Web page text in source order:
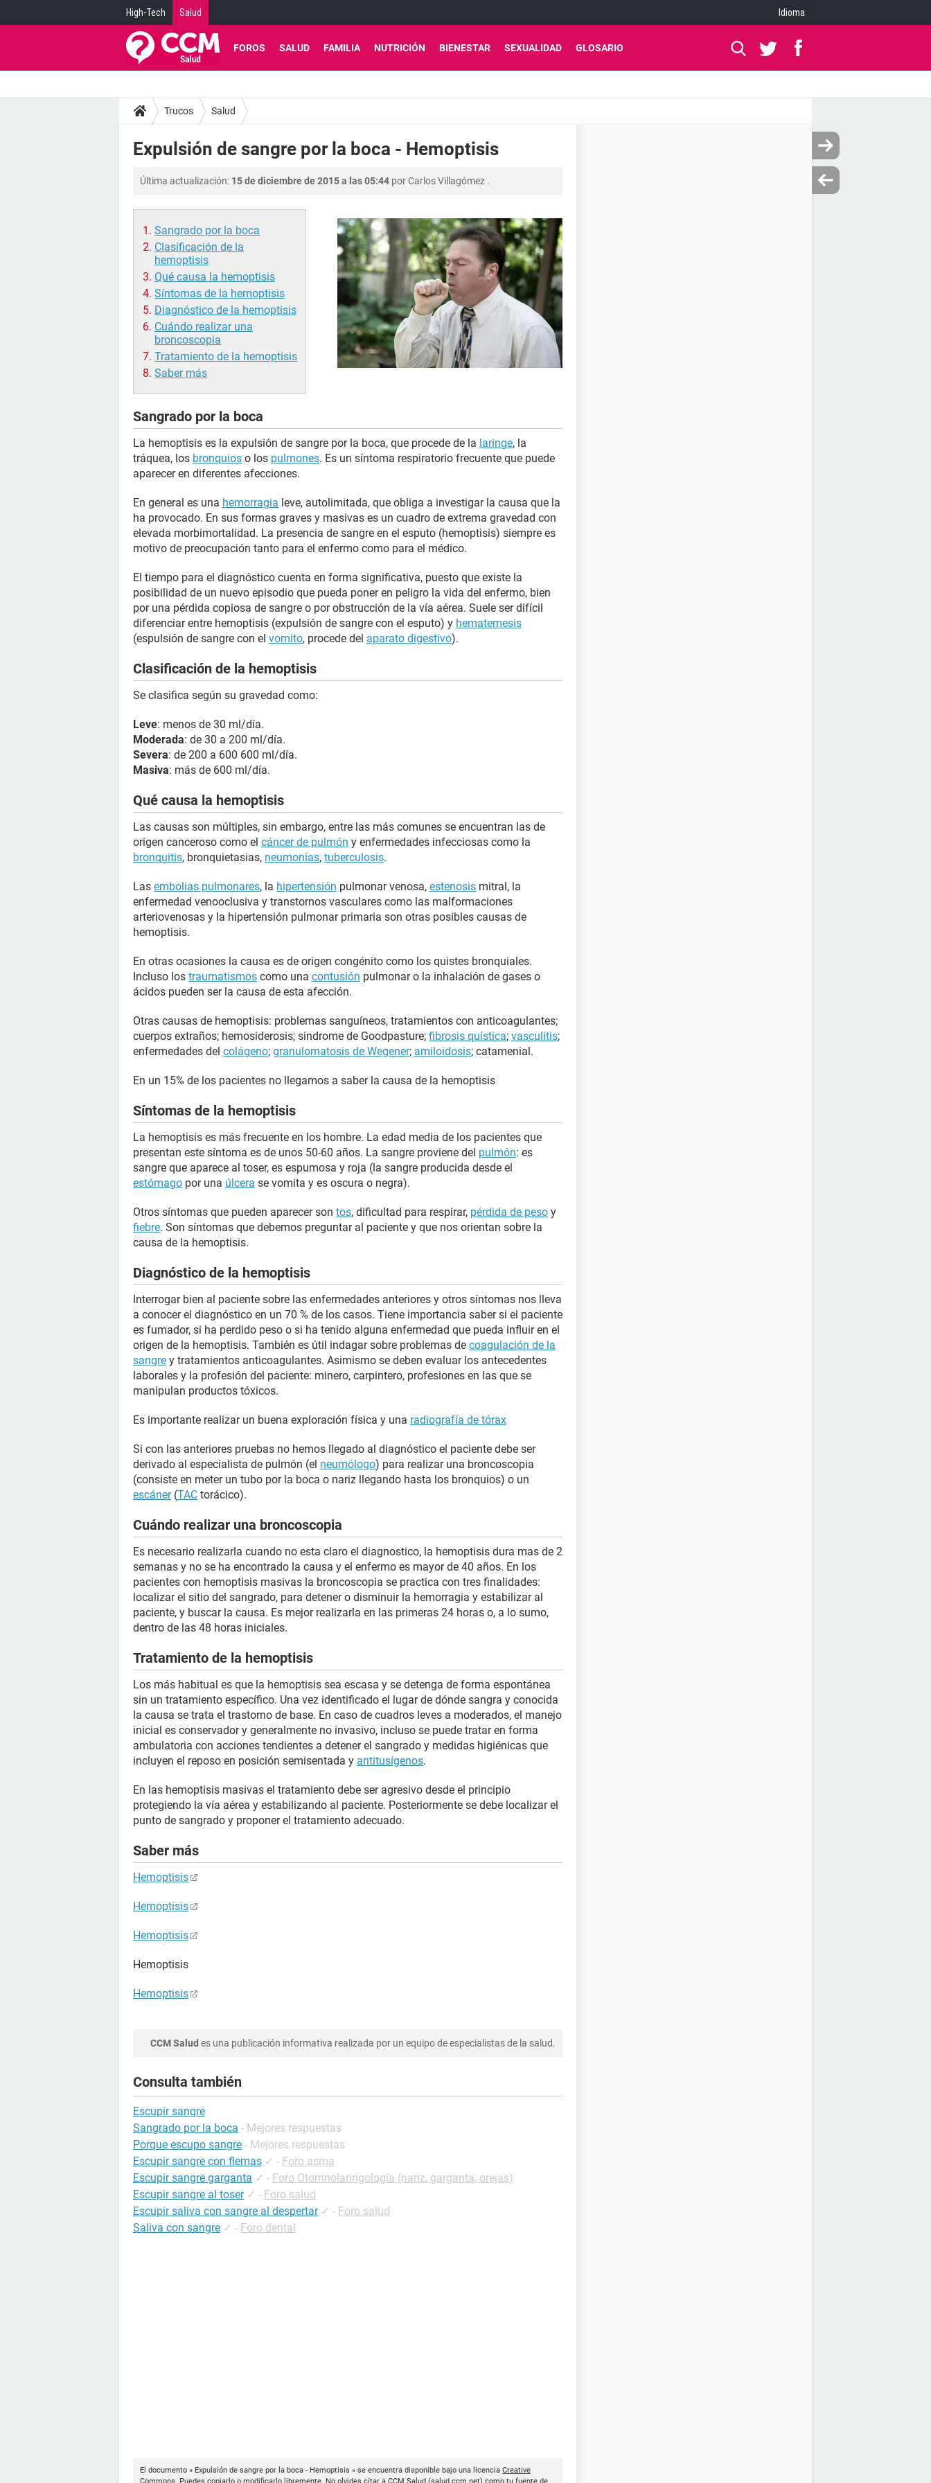
High-Tech Salud Idioma
FOROS SALUD FAMILIA NUTRICIÓN BIENESTAR SEXUALIDAD GLOSARIO
Trucos Salud
Expulsión de sangre por la boca - Hemoptisis
Última actualización: 15 de diciembre de 2015 a las 05:44 porCarlos Villagómez .
Sangrado por la boca
Clasificación de la
hemoptisis
Qué causa la hemoptisis
Síntomas de la hemoptisis
Diagnóstico de la hemoptisis
Cuándo realizar una
broncoscopia
Tratamiento de la hemoptisis
Saber más
Sangrado por la boca
La hemoptisis es la expulsión de sangre por la boca, que procede de la laringe, la
tráquea, los bronquios o los pulmones. Es un síntoma respiratorio frecuente que puede
aparecer en diferentes afecciones.
En general es una hemorragia leve, autolimitada, que obliga a investigar la causa que la
ha provocado. En sus formas graves y masivas es un cuadro de extrema gravedad con
elevada morbimortalidad. La presencia de sangre en el esputo (hemoptisis) siempre es
motivo de preocupación tanto para el enfermo como para el médico.
El tiempo para el diagnóstico cuenta en forma significativa, puesto que existe la
posibilidad de un nuevo episodio que pueda poner en peligro la vida del enfermo, bien
por una pérdida copiosa de sangre o por obstrucción de la vía aérea. Suele ser difícil
diferenciar entre hemoptisis (expulsión de sangre con el esputo) y hematemesis
(espulsión de sangre con el vomito, procede del aparato digestivo).
Clasificación de la hemoptisis
Se clasifica según su gravedad como:
Leve: menos de 30 ml/día.
Moderada: de 30 a 200 ml/día.
Severa: de 200 a 600 600 ml/día.
Masiva: más de 600 ml/día.
Qué causa la hemoptisis
Las causas son múltiples, sin embargo, entre las más comunes se encuentran las de
origen canceroso como el cáncer de pulmón y enfermedades infecciosas como la
bronquitis, bronquietasias, neumonías, tuberculosis.
Las embolias pulmonares, la hipertensión pulmonar venosa, estenosis mitral, la
enfermedad venooclusiva y transtornos vasculares como las malformaciones
arteriovenosas y la hipertensión pulmonar primaria son otras posibles causas de
hemoptisis.
En otras ocasiones la causa es de origen congénito como los quistes bronquiales.
Incluso los traumatismos como una contusión pulmonar o la inhalación de gases o
ácidos pueden ser la causa de esta afección.
Otras causas de hemoptisis: problemas sanguíneos, tratamientos con anticoagulantes;
cuerpos extraños; hemosiderosis; sindrome de Goodpasture; fibrosis quística; vasculitis;
enfermedades del colágeno; granulomatosis de Wegener; amiloidosis; catamenial.
En un 15% de los pacientes no llegamos a saber la causa de la hemoptisis
Síntomas de la hemoptisis
La hemoptisis es más frecuente en los hombre. La edad media de los pacientes que
presentan este síntoma es de unos 50-60 años. La sangre proviene del pulmón: es
sangre que aparece al toser, es espumosa y roja (la sangre producida desde el
estómago por una úlcera se vomita y es oscura o negra).
Otros síntomas que pueden aparecer son tos, dificultad para respirar, pérdida de peso y
fiebre. Son síntomas que debemos preguntar al paciente y que nos orientan sobre la
causa de la hemoptisis.
Diagnóstico de la hemoptisis
Interrogar bien al paciente sobre las enfermedades anteriores y otros síntomas nos lleva
a conocer el diagnóstico en un 70 % de los casos. Tiene importancia saber si el paciente
es fumador, si ha perdido peso o si ha tenido alguna enfermedad que pueda influir en el
origen de la hemoptisis. También es útil indagar sobre problemas de coagulación de la
sangre y tratamientos anticoagulantes. Asimismo se deben evaluar los antecedentes
laborales y la profesión del paciente: minero, carpintero, profesiones en las que se
manipulan productos tóxicos.
Es importante realizar un buena exploración física y una radiografía de tórax
Si con las anteriores pruebas no hemos llegado al diagnóstico el paciente debe ser
derivado al especialista de pulmón (el neumólogo) para realizar una broncoscopia
(consiste en meter un tubo por la boca o nariz llegando hasta los bronquios) o un
escáner(TAC torácico).
Cuándo realizar una broncoscopia
Es necesario realizarla cuando no esta claro el diagnostico, la hemoptisis dura mas de 2
semanas y no se ha encontrado la causa y el enfermo es mayor de 40 años. En los
pacientes con hemoptisis masivas la broncoscopia se practica con tres finalidades:
localizar el sitio del sangrado, para detener o disminuir la hemorragia y estabilizar al
paciente, y buscar la causa. Es mejor realizarla en las primeras 24 horas o, a lo sumo,
dentro de las 48 horas iniciales.
Tratamiento de la hemoptisis
Los más habitual es que la hemoptisis sea escasa y se detenga de forma espontánea
sin un tratamiento específico. Una vez identificado el lugar de dónde sangra y conocida
la causa se trata el trastorno de base. En caso de cuadros leves a moderados, el manejo
inicial es conservador y generalmente no invasivo, incluso se puede tratar en forma
ambulatoria con acciones tendientes a detener el sangrado y medidas higiénicas que
incluyen el reposo en posición semisentada y antitusígenos.
En las hemoptisis masivas el tratamiento debe ser agresivo desde el principio
protegiendo la vía aérea y estabilizando al paciente. Posteriormente se debe localizar el
punto de sangrado y proponer el tratamiento adecuado.
Saber más
Hemoptisis
Hemoptisis
Hemoptisis
Hemoptisis
Hemoptisis
CCM Salud es una publicación informativa realizada por un equipo de especialistas de la salud.
Consulta también
Escupir sangre
Sangrado por la boca - Mejores respuestas
Porque escupo sangre - Mejores respuestas
Escupir sangre con flemas ✓ - Foro asma
Escupir sangre garganta ✓ - Foro Otorrinolaringología (nariz, garganta, orejas)
Escupir sangre al toser ✓ - Foro salud
Escupir saliva con sangre al despertar ✓ - Foro salud
Saliva con sangre ✓ - Foro dental
El documento « Expulsión de sangre por la boca - Hemoptisis » se encuentra disponible bajo una licencia Creative